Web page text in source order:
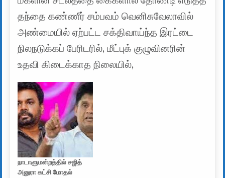
தந்தை கண்ணீர் சம்பவம் வெனிசுவேலாவில்
அண்மையில் ஏற்பட்ட சக்திவாய்ந்த இரட்டை
நிலநடுக்கப் பேரிடரில், மீட்புக் குழுவினரின்
உதவி கிடைக்காத நிலையில்,
நாடாளுமன்றத்தில் சஜித்
அனுரா கட்சி மோதல்